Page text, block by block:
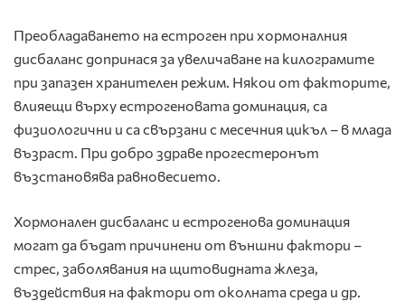
Преобладаването на естроген при хормоналния
дисбаланс допринася за увеличаване на килограмите
при запазен хранителен режим. Някои от факторите,
влияещи върху естрогеновата доминация, са
физиологични и са свързани с месечния цикъл – в млада
възраст. При добро здраве прогестеронът
възстановява равновесието.
Хормонален дисбаланс и естрогенова доминация
могат да бъдат причинени от външни фактори –
стрес, заболявания на щитовидната жлеза,
въздействия на фактори от околната среда и др.